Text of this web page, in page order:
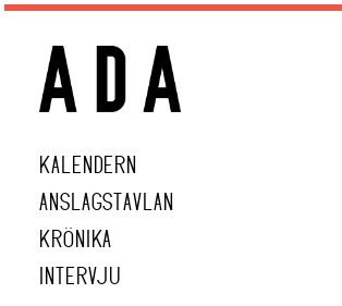
KALENDERN
ANSLAGSTAVLAN
KRÖNIKA
INTERVJU